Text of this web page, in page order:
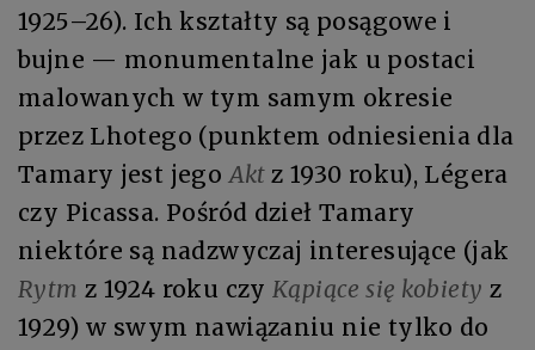
1925–26). Ich kształty są posągowe i
bujne — monumentalne jak u postaci
malowanych w tym samym okresie
przez Lhotego (punktem odniesienia dla
Tamary jest jegoAktz 1930 roku), Légera
czy Picassa. Pośród dzieł Tamary
niektóre są nadzwyczaj interesujące (jak
Rytm z 1924 roku czyKąpiące się kobiety z
1929) w swym nawiązaniu nie tylko do